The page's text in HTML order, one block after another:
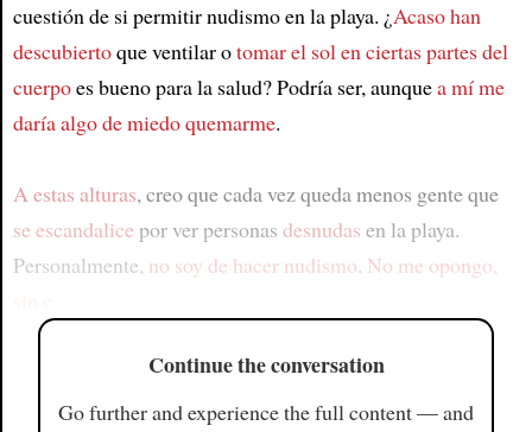
cuestión de si permitir nudismo en la playa. ¿Acaso han
descubiertoque ventilar otomar el sol en ciertas partes del
cuerpoes bueno para la salud? Podría ser, aunquea mí me
daría algo de miedo quemarme.
A estas alturas, creo que cada vez queda menos gente que
se escandalice por ver personas desnudas en la playa.
Personalmente, no soy de hacer nudismo. No me opongo,
Continue the conversation
Go further and experience the full content — and